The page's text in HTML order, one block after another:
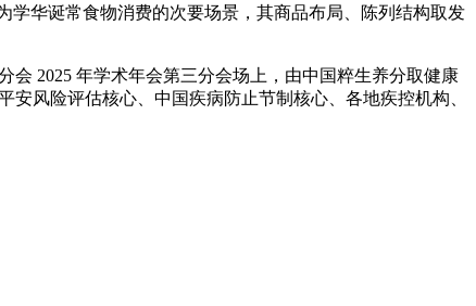
学华诞常食物消费的次要场景，其商品布局、陈列结构取发
2025 年学术年会第三分会场上，由中国粹生养分取健康
风险评估核心、中国疾病防止节制核心、各地疾控机构、